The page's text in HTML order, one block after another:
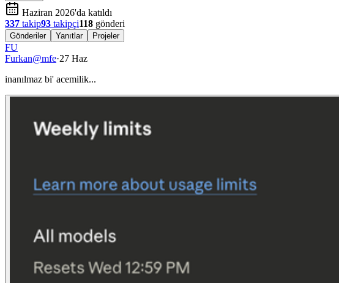
Haziran 2026'da katıldı
337 takip93 takipçi118 gönderi
Gönderiler Yanıtlar Projeler
FU
Furkan@mfe·27 Haz
inanılmaz bi' acemilik...